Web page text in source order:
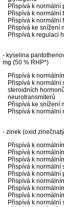
Přispívá k normální
Přispívá k normální
Přispívá k normální
Přispívá ke snížení
Přispívá k regulaci
- kyselina
mg (50 % RHP*)
Přispívá k
Přispívá k normální
steroidních
neurotransmiterů
Přispívá ke snížení
Přispívá k normální
- zinek (oxid
Přispívá k
Přispívá k
Přispívá k
Přispívá k normální
Přispívá k normální
Přispívá k
Přispívá k
Přispívá k
Přispívá k normální